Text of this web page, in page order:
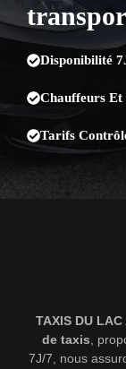
Disponibilité
Chauffeurs Et
Tarifs
TAXIS DU
de taxis,
7J/7, nous